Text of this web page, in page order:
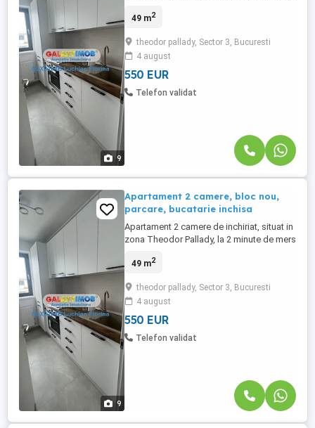
9
mica distanta fata de locurile de interes :
Decahlon, Jysk, Metro, Kika, Dedeman,
iesirea spre Autostrada Soarelui. Acesta
este situat ...
49 m2
theodor pallady, Sector 3, Bucuresti
4 august
550 EUR
Telefon validat
9
Apartament 2 camere, bloc nou,
parcare, bucatarie inchisa
Apartament 2 camere de inchiriat, situat in
zona Theodor Pallady, la 2 minute de mers
mica distanta fata de locurile de interes :
Decahlon, Jysk, Metro, Kika, Dedeman,
iesirea spre Autostrada Soarelui. Acesta
este situat ...
49 m2
theodor pallady, Sector 3, Bucuresti
4 august
550 EUR
Telefon validat